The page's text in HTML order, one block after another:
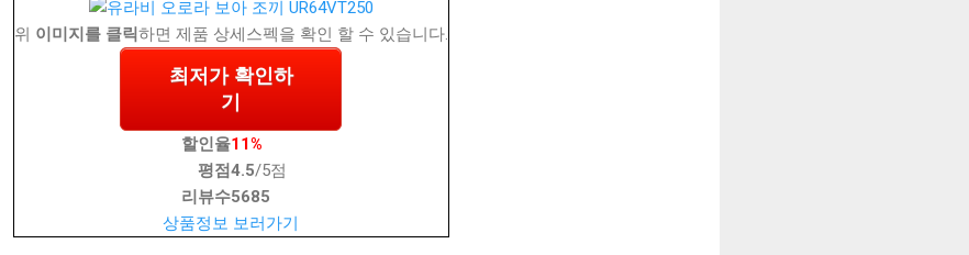
위 이미지를 클릭하면 제품 상세스펙을 확인 할 수 있습니다.
최저가 확인하
기
할인율11%
평점4.5/5점
리뷰수5685
상품정보 보러가기